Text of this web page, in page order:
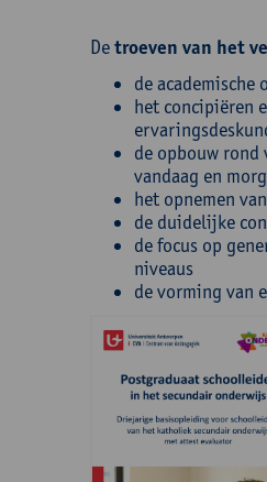
Detroeven van het
de
het concipiëren
de opbouw
vandaag en
het opnemen
de duidelijke
de focus op
niveaus
de vorming van